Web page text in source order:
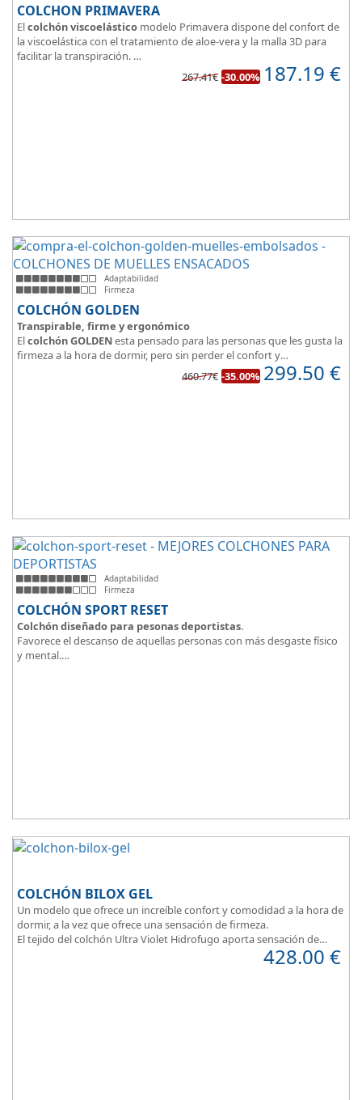
COLCHON PRIMAVERA
Elcolchón viscoelástico modelo Primavera dispone del confort de
la viscoelástica con el tratamiento de aloe-vera y la malla 3D para
facilitar la transpiración.
Según medida del colchón estamos hablando tanto de un colchón
267.41€ -30.00% 187.19 €
Adaptabilidad
Firmeza
COLCHÓN GOLDEN
Transpirable, firme y ergonómico
Elcolchón GOLDENesta pensado para las personas que les gusta la
firmeza a la hora de dormir, pero sin perder el confort y
adaptabilidad que nos ofrece la viscoelástica.
Su excelente diseño, suave tejido e independencia de lechos,
460.77€ -35.00% 299.50 €
Adaptabilidad
Firmeza
COLCHÓN SPORT RESET
Colchón diseñado para pesonas deportistas.
Favorece el descanso de aquellas personas con más desgaste físico
y mental.
COLCHÓN BILOX GEL
Un modelo que ofrece un increíble confort y comodidad a la hora de
dormir, a la vez que ofrece una sensación de firmeza.
El tejido del colchón Ultra Violet Hidrofugo aporta sensación de
Sus capas de ViscoEnergy facilitan la relajación muscular y evita los
428.00 €